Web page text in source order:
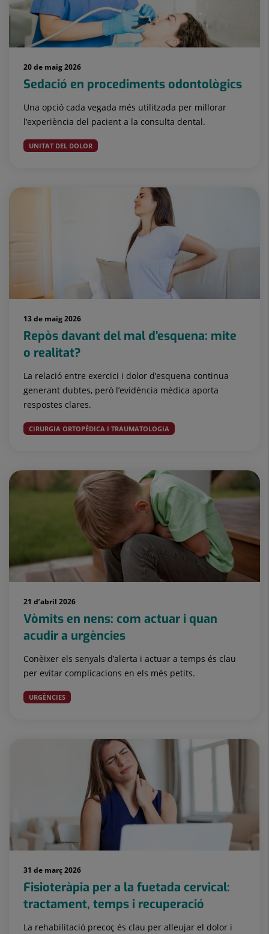
20 de maig 2026
Sedació en procediments odontològics
Una opció cada vegada més utilitzada per millorar
l’experiència del pacient a la consulta dental.
UNITAT DEL DOLOR
13 de maig 2026
Repòs davant del mal d’esquena: mite
o realitat?
La relació entre exercici i dolor d’esquena continua
generant dubtes, però l’evidència mèdica aporta
respostes clares.
CIRURGIA ORTOPÈDICA I TRAUMATOLOGIA
21 d’abril 2026
Vòmits en nens: com actuar i quan
acudir a urgències
Conèixer els senyals d’alerta i actuar a temps és clau
per evitar complicacions en els més petits.
URGÈNCIES
31 de març 2026
Fisioteràpia per a la fuetada cervical:
tractament, temps i recuperació
La rehabilitació precoç és clau per alleujar el dolor i